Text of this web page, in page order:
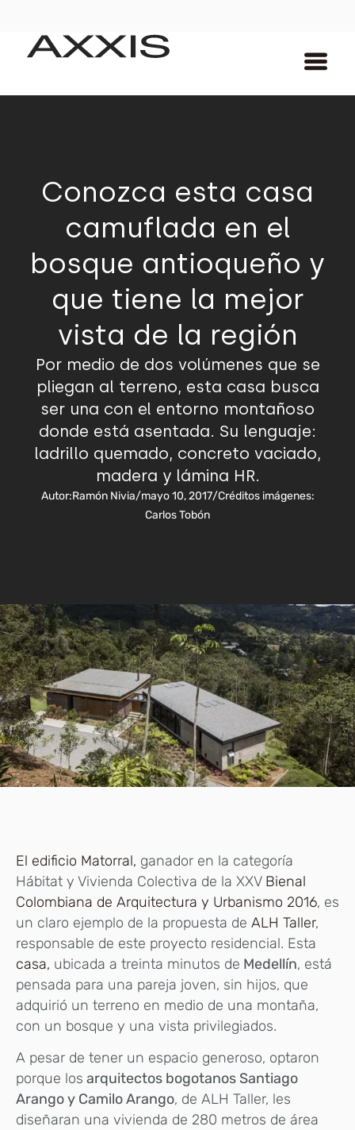
Conozca esta casa
camuflada en el
bosque antioqueño y
que tiene la mejor
vista de la región
Por medio de dos volúmenes que se
pliegan al terreno, esta casa busca
ser una con el entorno montañoso
donde está asentada. Su lenguaje:
ladrillo quemado, concreto vaciado,
madera y lámina HR.
Autor:Ramón Nivia/mayo 10, 2017/Créditos imágenes:
Carlos Tobón
El edificio Matorral, ganador en la categoría
Hábitat y Vivienda Colectiva de la XXV Bienal
Colombiana de Arquitectura y Urbanismo 2016, es
un claro ejemplo de la propuesta de ALH Taller,
responsable de este proyecto residencial. Esta
casa, ubicada a treinta minutos de Medellín, está
pensada para una pareja joven, sin hijos, que
adquirió un terreno en medio de una montaña,
con un bosque y una vista privilegiados.
A pesar de tener un espacio generoso, optaron
porque los arquitectos bogotanos Santiago
Arango y Camilo Arango, de ALH Taller, les
diseñaran una vivienda de 280 metros de área